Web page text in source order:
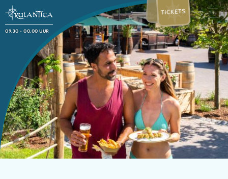
09.30 - 00.00 UUR
TICKETS